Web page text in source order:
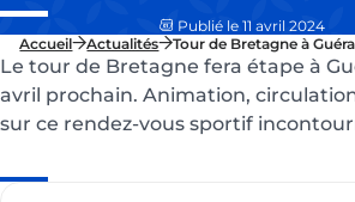
Publié le 11 avril 2024
Accueil Actualités Tour de Bretagne à
Le tour de Bretagne fera étape à
avril prochain. Animation,
sur ce rendez-vous sportif